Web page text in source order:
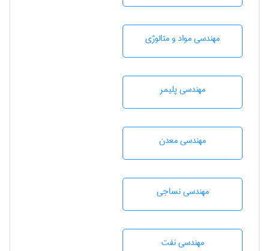
مهندسی مواد و متالوژی
مهندسی پليمر
مهندسی معدن
مهندسي نساجی
مهندسی نفت